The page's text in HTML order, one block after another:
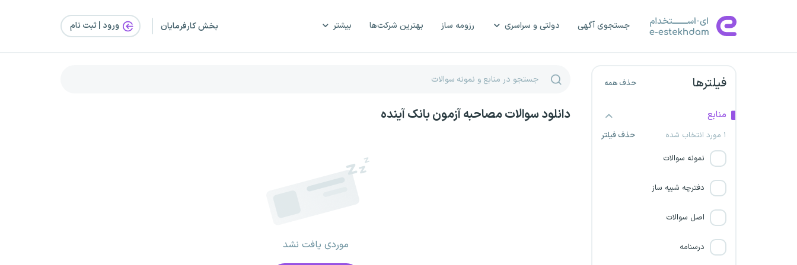
جستجوی آگهی دولتی و سراسری رزومه ساز بهترین شرکت‌ها بیشتر بخش کارفرمایان ورود | ثبت‌ نام
فیلترها حذف همه
منابع
۱ مورد انتخاب شده
حذف فیلتر
نمونه سوالات
دفترچه شبیه ساز
اصل سوالات
درسنامه
آستان قدس رضوی
تعزیرات حکومتی
مهر ایران
مرکز توسعه تجارت الکترونیکی
سازمان شیلات ایران
بانک سامان
پزشکی قانونی کشور
دانلود سوالات مصاحبه آزمون بانک آینده
موردی یافت نشد